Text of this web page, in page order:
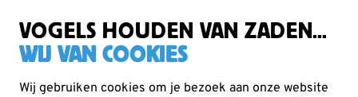
VOGELS HOUDEN VAN ZADEN...
WIJ VAN COOKIES
Wij gebruiken cookies om je bezoek aan onze website